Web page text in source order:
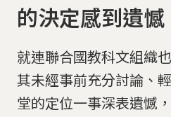
的決定感到遺憾
就連聯合國教科文組織
其未經事前充分討論、
堂的定位一事深表遺憾